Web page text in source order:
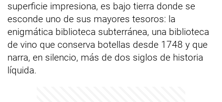
superficie impresiona, es bajo tierra donde se
esconde uno de sus mayores tesoros: la
enigmática biblioteca subterránea, una biblioteca
de vino que conserva botellas desde 1748 y que
narra, en silencio, más de dos siglos de historia
líquida.